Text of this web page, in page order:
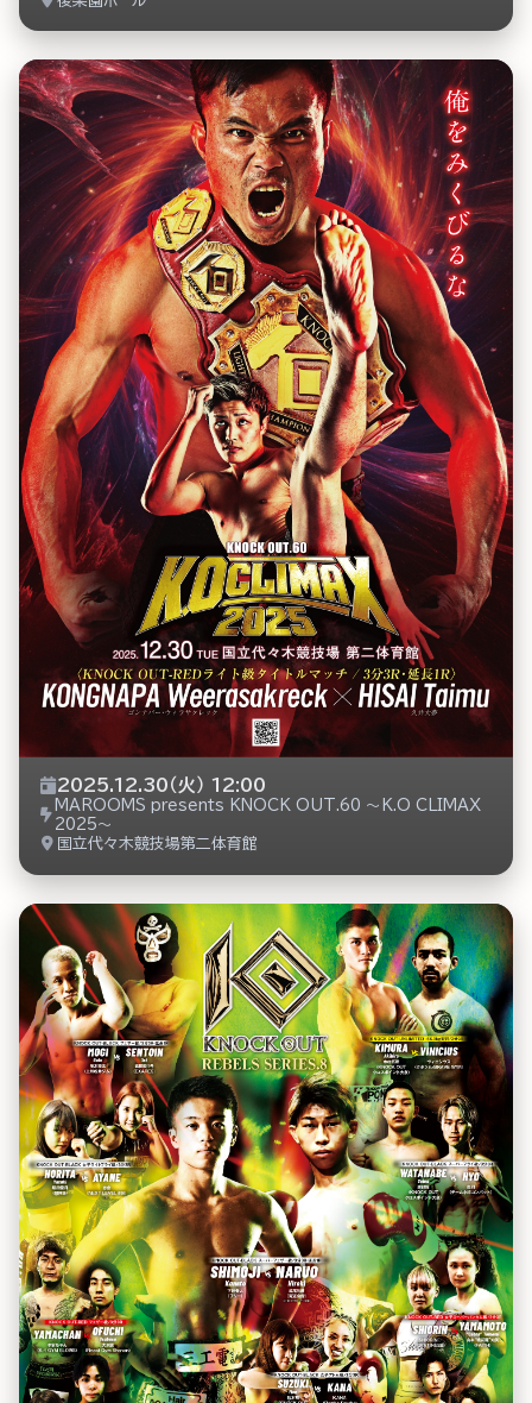
2025.12.30（火） 12:00
MAROOMS presents KNOCK OUT.60 ～K.O CLIMAX
2025～
国立代々木競技場第二体育館